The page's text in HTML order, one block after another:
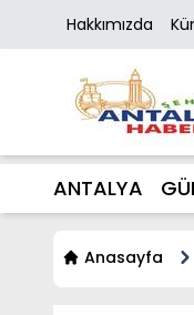
Hakkımızda
ANTALYA
Anasayfa